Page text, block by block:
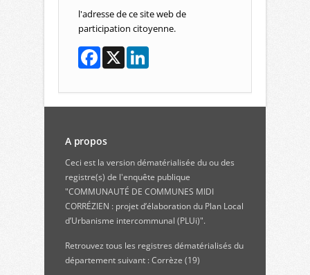
l'adresse de ce site web de
participation citoyenne.
A propos
Ceci est la version dématérialisée du ou des
registre(s) de l'enquête publique
"COMMUNAUTÉ DE COMMUNES MIDI
CORRÉZIEN : projet d’élaboration du Plan Local
d’Urbanisme intercommunal (PLUi)".
Retrouvez tous les registres dématérialisés du
département suivant : Corrèze (19)